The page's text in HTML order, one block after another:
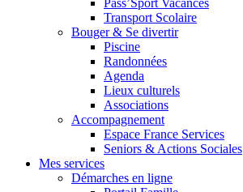
Pass’Sport Vacances
Transport Scolaire
Bouger & Se divertir
Piscine
Randonnées
Agenda
Lieux culturels
Associations
Accompagnement
Espace France Services
Seniors & Actions Sociales
Mes services
Démarches en ligne